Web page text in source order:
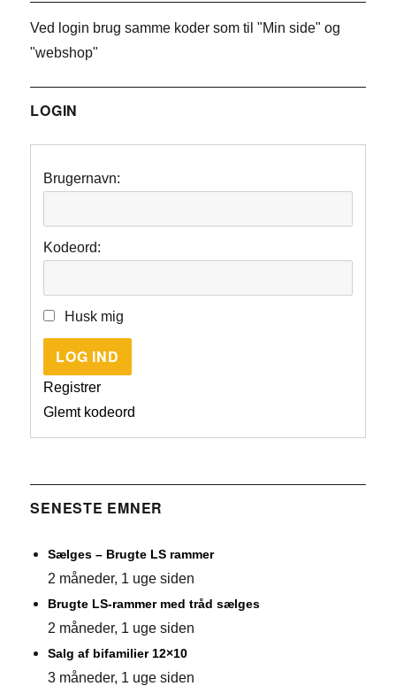
Ved login brug samme koder som til "Min side" og
"webshop"
LOGIN
Brugernavn:
Kodeord:
Husk mig
LOG IND
Registrer
Glemt kodeord
SENESTE EMNER
Sælges – Brugte LS rammer
2 måneder, 1 uge siden
Brugte LS-rammer med tråd sælges
2 måneder, 1 uge siden
Salg af bifamilier 12×10
3 måneder, 1 uge siden